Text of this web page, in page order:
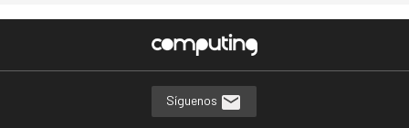
Síguenos